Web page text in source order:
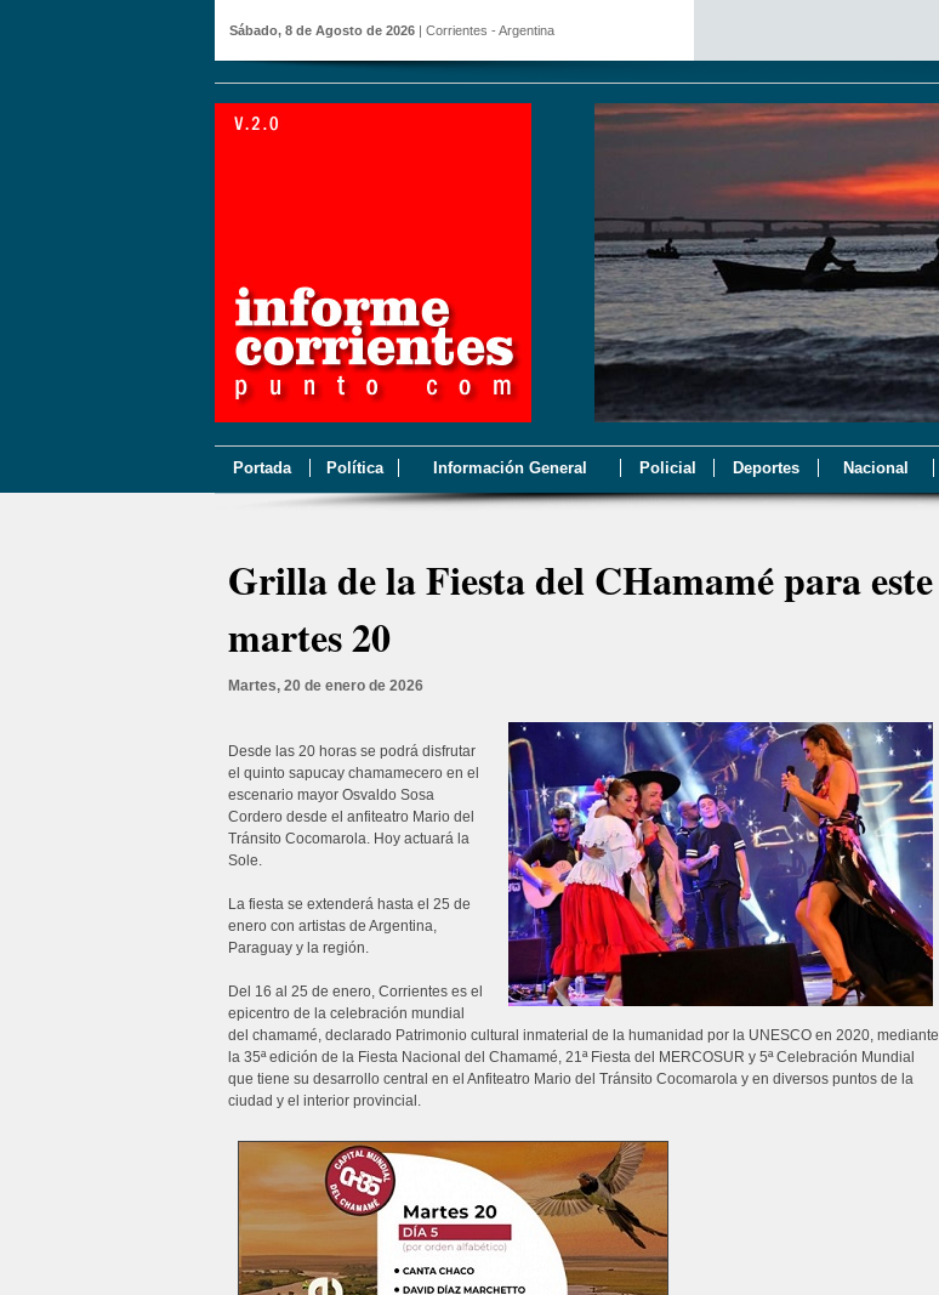
Sábado, 8 de Agosto de 2026 | Corrientes - Argentina
Portada Política Información General Policial Deportes Nacional
Grilla de la Fiesta del CHamamé para este
martes 20
Martes, 20 de enero de 2026
Desde las 20 horas se podrá disfrutar
el quinto sapucay chamamecero en el
escenario mayor Osvaldo Sosa
Cordero desde el anfiteatro Mario del
Tránsito Cocomarola. Hoy actuará la
Sole.
La fiesta se extenderá hasta el 25 de
enero con artistas de Argentina,
Paraguay y la región.
Del 16 al 25 de enero, Corrientes es el
epicentro de la celebración mundial
del chamamé, declarado Patrimonio cultural inmaterial de la humanidad por la UNESCO en 2020, mediante
la 35ª edición de la Fiesta Nacional del Chamamé, 21ª Fiesta del MERCOSUR y 5ª Celebración Mundial
que tiene su desarrollo central en el Anfiteatro Mario del Tránsito Cocomarola y en diversos puntos de la
ciudad y el interior provincial.